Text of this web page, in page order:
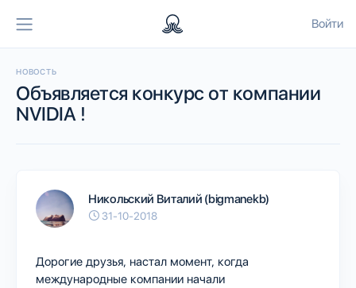
Войти
НОВОСТЬ
Объявляется конкурс от компании
NVIDIA !
Никольский Виталий (bigmanekb)
31-10-2018
Дорогие друзья, настал момент, когда
международные компании начали